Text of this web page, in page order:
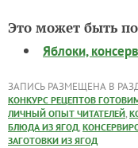
Это может быть
Яблоки,
ЗАПИСЬ РАЗМЕЩЕНА В
КОНКУРС РЕЦЕПТОВ
ЛИЧНЫЙ ОПЫТ ЧИТАТЕЛЕЙ,
БЛЮДА ИЗ ЯГОД,
ЗАГОТОВКИ ИЗ ЯГОД